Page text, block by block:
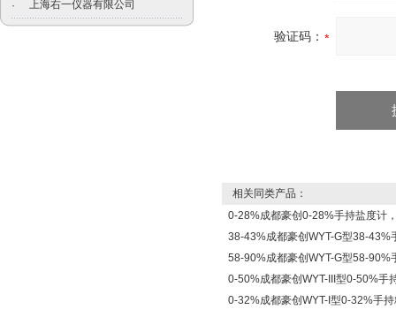
· 上海右一仪器有限公司
验证码：
相关同类产品：
0-28%成都豪创0-28%手持盐度计
38-43%成都豪创WYT-G型38-43%
58-90%成都豪创WYT-G型58-90%
0-50%成都豪创WYT-III型0-50%手
0-32%成都豪创WYT-I型0-32%手